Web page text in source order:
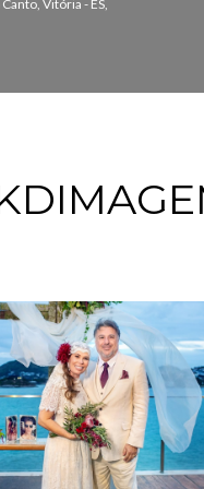
Vitória - ES,